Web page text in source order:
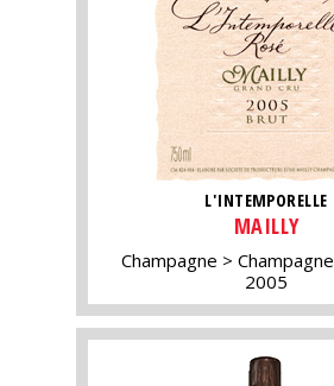
L'INTEMPORELLE
MAILLY
Champagne Champagne
2005